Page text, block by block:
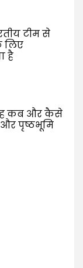
टीम से
लिए
है
यह कब और कैसे
और पृष्ठभूमि